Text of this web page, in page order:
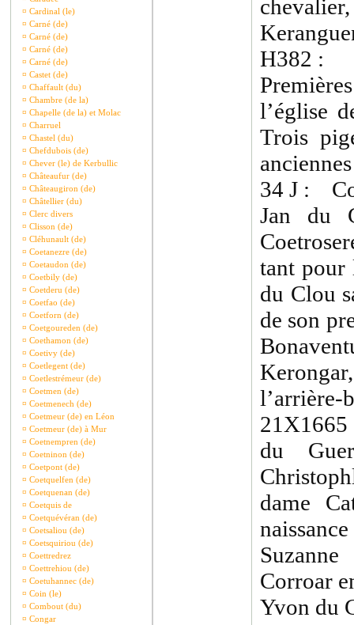
¤ Cardinal (le)
¤ Carné (de)
¤ Carné (de)
¤ Carné (de)
¤ Carné (de)
¤ Castet (de)
¤ Chaffault (du)
¤ Chambre (de la)
¤ Chapelle (de la) et Molac
¤ Charruel
¤ Chastel (du)
¤ Chefdubois (de)
¤ Chever (le) de Kerbullic
¤ Châteaufur (de)
¤ Châteaugiron (de)
¤ Châtellier (du)
¤ Clerc divers
¤ Clisson (de)
¤ Cléhunault (de)
¤ Coetanezre (de)
¤ Coetaudon (de)
¤ Coetbily (de)
¤ Coetderu (de)
¤ Coetfao (de)
¤ Coetforn (de)
¤ Coetgoureden (de)
¤ Coethamon (de)
¤ Coetivy (de)
¤ Coetlegent (de)
¤ Coetlestrémeur (de)
¤ Coetmen (de)
¤ Coetmenech (de)
¤ Coetmeur (de) en Léon
¤ Coetmeur (de) à Mur
¤ Coetnempren (de)
¤ Coetninon (de)
¤ Coetpont (de)
¤ Coetquelfen (de)
¤ Coetquenan (de)
¤ Coetquis de
¤ Coetquévéran (de)
¤ Coetsaliou (de)
¤ Coetsquiriou (de)
¤ Coettredrez
¤ Coettrehiou (de)
¤ Coetuhannec (de)
¤ Coin (le)
¤ Combout (du)
¤ Congar
H382 :
l’église
Trois
34 J :
Jan du
tant pour
du Clou
de son
l’arrière-
21X1665
du
dame
Corroar
Yvon du